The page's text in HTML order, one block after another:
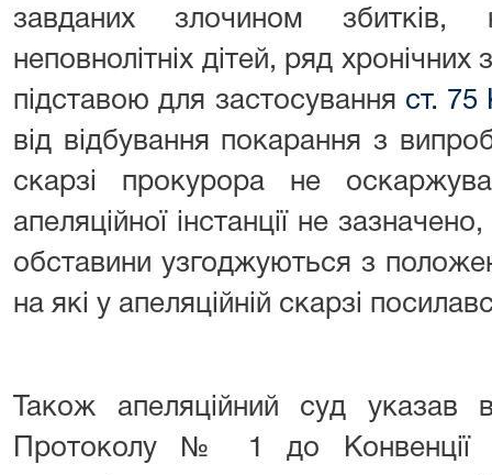
завданих злочином збитків,
неповнолітніх дітей, ряд
підставою для застосування ст. 75
від відбування покарання з
скарзі прокурора не
апеляційної інстанції не
обставини узгоджуються з
на які у апеляційній скарзі
Також апеляційний суд
Протоколу № 1 до Конвенції